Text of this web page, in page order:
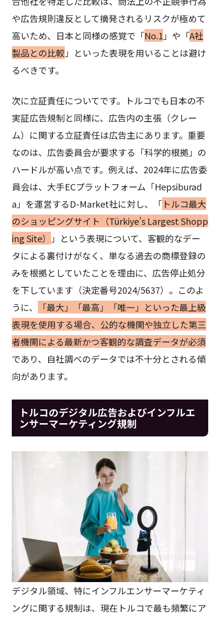
や広告規則違反として摘発されるリスクが極めて
高いため、日本と同様の感覚で「No.1」や「A社
製品との比較」といった表現を用いることは避け
るべきです。
次に立証責任についてです。トルコでも日本の不
実証広告規制と同様に、広告内の主張（クレー
ム）に関する立証責任は広告主にあります。重要
なのは、広告委員会が要求する「科学的根拠」の
ハードルが高い点です。例えば、2024年に広告委
員会は、大手ECプラットフォーム「Hepsiburad
a」を運営するD-Market社に対し、「トルコ最大
のショッピングサイト（Türkiye’s Largest Shopp
ing Site）
」という表現について、客観的なデー
タによる裏付けがなく、単なる過去の商標登録の
みを根拠としていたことを理由に、広告停止処分
を下しています（決定番号2024/5637）。このよ
うに、
「最大」「最高」「唯一」といった最上級
表現を使用する場合、公的な機関や独立した第三
者機関による最新かつ客観的な調査データが必須
であり、自社調べのデータでは不十分とされる傾
向があります。
トルコのデジタル広告およびインフルエ
ンサーマーケティング規制
デジタル領域、特にインフルエンサーマーケティ
ングに関する規制は、現在トルコで最も頻繁にア